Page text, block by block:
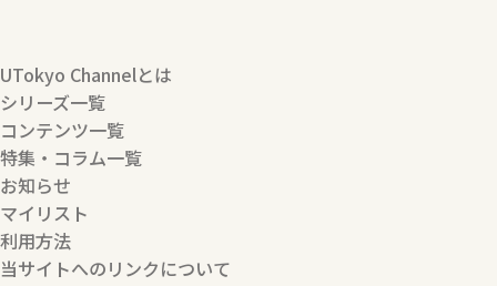
UTokyo Channelとは
シリーズ一覧
コンテンツ一覧
特集・コラム一覧
お知らせ
マイリスト
利用方法
当サイトへのリンクについて